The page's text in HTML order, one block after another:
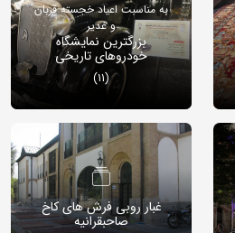
به مناسبت اعیاد خجسته قربان
و غدیر
بزرگترین نمایشگاه
خودروهای تاریخی
(11)
غبار روبی فرش های کاخ
صاحبقرانیه